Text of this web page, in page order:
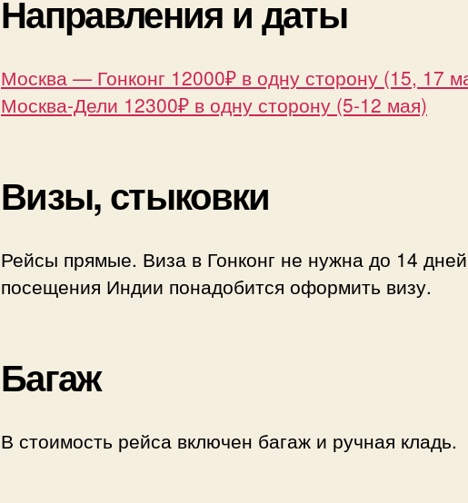
Направления и даты
Москва — Гонконг 12000₽ в одну сторону (15, 17
Москва-Дели 12300₽ в одну сторону (5-12 мая)
Визы, стыковки
Рейсы прямые. Виза в Гонконг не нужна до 14
посещения Индии понадобится оформить визу.
Багаж
В стоимость рейса включен багаж и ручная кладь.